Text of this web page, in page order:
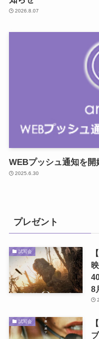
2026.8.07
WEBプッシュ通知を開
2025.6.30
プレゼント
試写会
8
試写会